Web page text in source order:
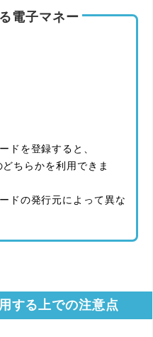
電子マネー
ドを登録すると、
ちらかを利用できま
ドの発行元によって異な
する上での注意点